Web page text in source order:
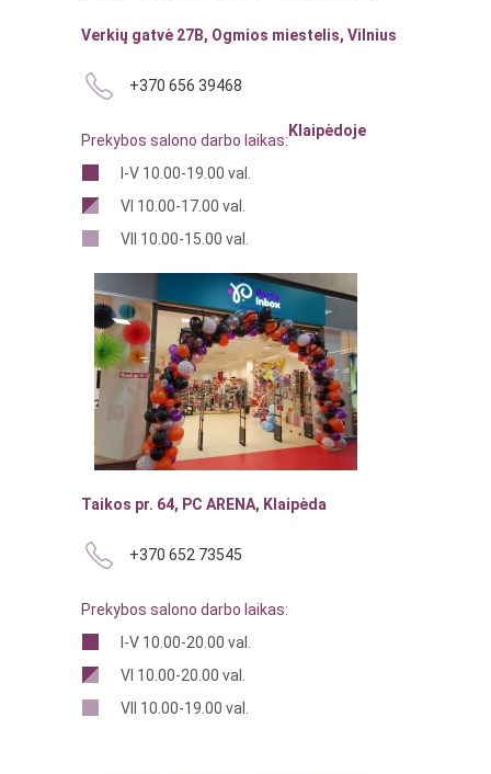
Verkių gatvė 27B, Ogmios miestelis, Vilnius
+370 656 39468
Prekybos salono darbo laikas:
I-V 10.00-19.00 val.
VI 10.00-17.00 val.
VII 10.00-15.00 val.
Klaipėdoje
Taikos pr. 64, PC ARENA, Klaipėda
+370 652 73545
Prekybos salono darbo laikas:
I-V 10.00-20.00 val.
VI 10.00-20.00 val.
VII 10.00-19.00 val.